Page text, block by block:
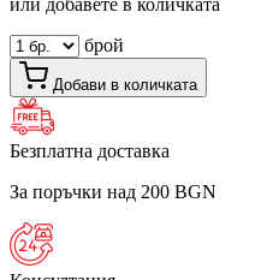
брой
Добави в количката
Безплатна доставка
За поръчки над 200 BGN